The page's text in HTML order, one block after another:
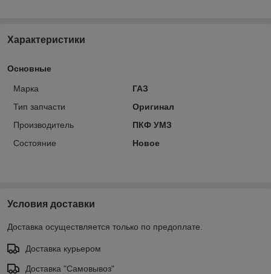
Характеристики
Основные
Марка
ГАЗ
Тип запчасти
Оригинал
Производитель
ПКФ УМЗ
Состояние
Новое
Условия доставки
Доставка осуществляется только по предоплате.
Доставка курьером
Доставка "Самовывоз"